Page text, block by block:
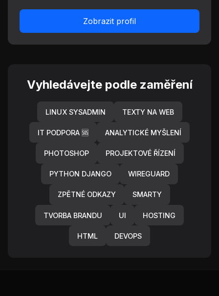
Zobrazit profil
Vyhledávejte podle zaměření
LINUX SYSADMIN TEXTY NA WEB
IT PODPORA 🆘 ANALYTICKÉ MYŠLENÍ
PHOTOSHOP PROJEKTOVÉ ŘÍZENÍ
PYTHON DJANGO WIREGUARD
ZPĚTNÉ ODKAZY SMARTY
TVORBA BRANDU UI HOSTING
HTML DEVOPS